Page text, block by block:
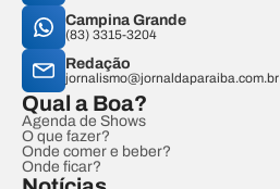
Campina Grande
(83) 3315-3204
Redação
jornalismo@jornaldaparaiba.com.br
Qual a Boa?
Agenda de Shows
O que fazer?
Onde comer e beber?
Onde ficar?